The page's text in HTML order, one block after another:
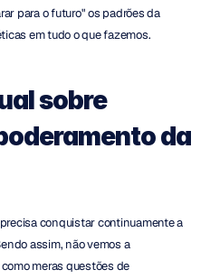
para o futuro" os padrões da
em tudo o que fazemos.
sobre
da
conquistar continuamente a
assim, não vemos a
meras questões de